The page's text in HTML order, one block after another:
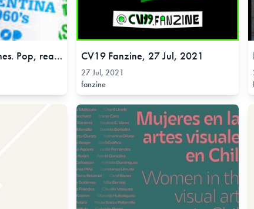
Arte de contradicciones. Pop, realismos y política. Brasil – Argentina 1960, 14 Jul, 2012 CV19 Fanzine, 27 Jul, 2021
27 Jul, 2021
fanzine